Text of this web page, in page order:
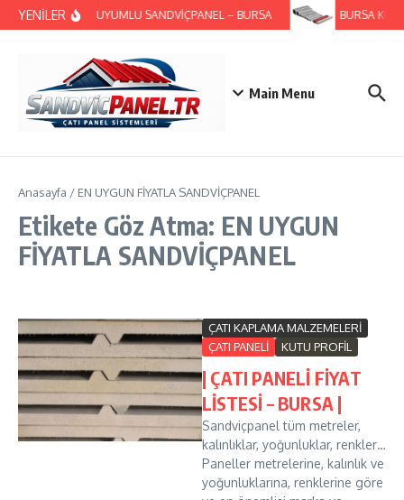
İçeriğe atla
YENİLER GES UYUMLU SANDVİÇPANEL – BURSA BURSA
Main Menu
Anasayfa / EN UYGUN FİYATLA SANDVİÇPANEL
Etikete Göz Atma: EN UYGUN
FİYATLA SANDVİÇPANEL
ÇATI KAPLAMA MALZEMELERİ
ÇATI PANELİ
KUTU PROFİL
| ÇATI PANELİ FİYAT
LİSTESİ – BURSA |
Sandviçpanel tüm metreler,
kalınlıklar, yoğunluklar, renkler…
Paneller metrelerine, kalınlık ve
yoğunluklarına, renklerine göre